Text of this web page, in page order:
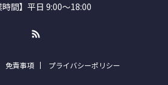
時間】平日 9:00～18:00
免責事項 プライバシーポリシー